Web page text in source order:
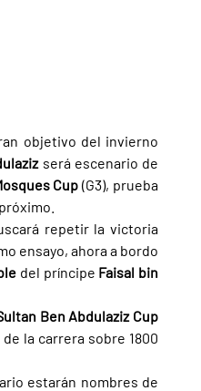
objetivo del invierno
será escenario de
Cup (G3), prueba
repetir la victoria
ensayo, ahora a bordo
del príncipe Faisal bin
la carrera sobre 1800
estarán nombres de